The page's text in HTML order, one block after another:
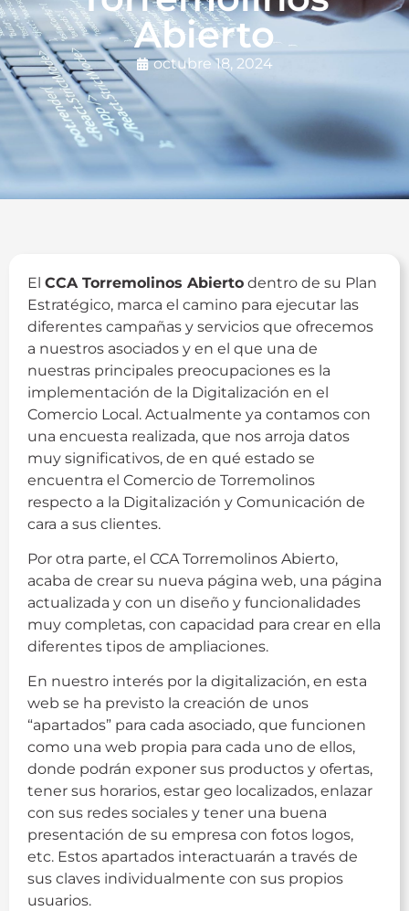
Abierto
octubre 18, 2024
El CCA Torremolinos Abierto dentro de su Plan
Estratégico, marca el camino para ejecutar las
diferentes campañas y servicios que ofrecemos
a nuestros asociados y en el que una de
nuestras principales preocupaciones es la
implementación de la Digitalización en el
Comercio Local. Actualmente ya contamos con
una encuesta realizada, que nos arroja datos
muy significativos, de en qué estado se
encuentra el Comercio de Torremolinos
respecto a la Digitalización y Comunicación de
cara a sus clientes.
Por otra parte, el CCA Torremolinos Abierto,
acaba de crear su nueva página web, una página
actualizada y con un diseño y funcionalidades
muy completas, con capacidad para crear en ella
diferentes tipos de ampliaciones.
En nuestro interés por la digitalización, en esta
web se ha previsto la creación de unos
“apartados” para cada asociado, que funcionen
como una web propia para cada uno de ellos,
donde podrán exponer sus productos y ofertas,
tener sus horarios, estar geo localizados, enlazar
con sus redes sociales y tener una buena
presentación de su empresa con fotos logos,
etc. Estos apartados interactuarán a través de
sus claves individualmente con sus propios
usuarios.